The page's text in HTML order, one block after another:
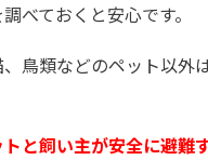
べておくと安心です。
鳥類などのペット以外
と飼い主が安全に避難